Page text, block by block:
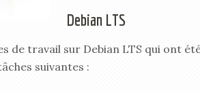
Debian LTS
de travail sur Debian LTS qui ont
suivantes :